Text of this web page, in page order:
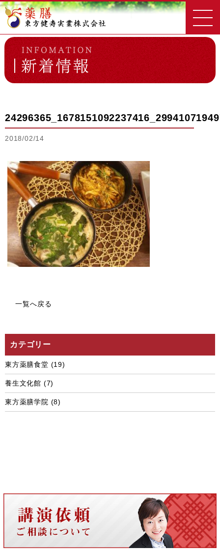
東方健寿実業
新着情報一覧
24296365_1678151092237416_2994107194971025699_n
2018/02/14
一覧へ戻る
カテゴリー
東方薬膳食堂 (19)
養生文化館 (7)
東方薬膳学院 (8)